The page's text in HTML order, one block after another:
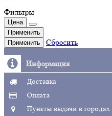
Фильтры
Цена
Применить
Применить
Сбросить
Информация
Доставка
Оплата
Пункты выдачи в городах